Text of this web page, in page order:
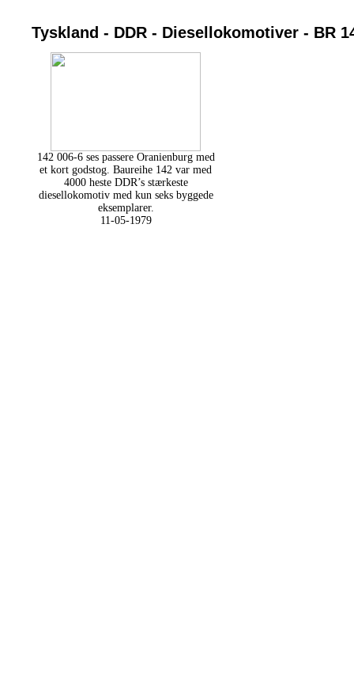
Tyskland - DDR - Diesellokomotiver - BR
142 006-6 ses passere Oranienburg med
et kort godstog. Baureihe 142 var med
4000 heste DDR’s stærkeste
diesellokomotiv med kun seks byggede
eksemplarer.
11-05-1979